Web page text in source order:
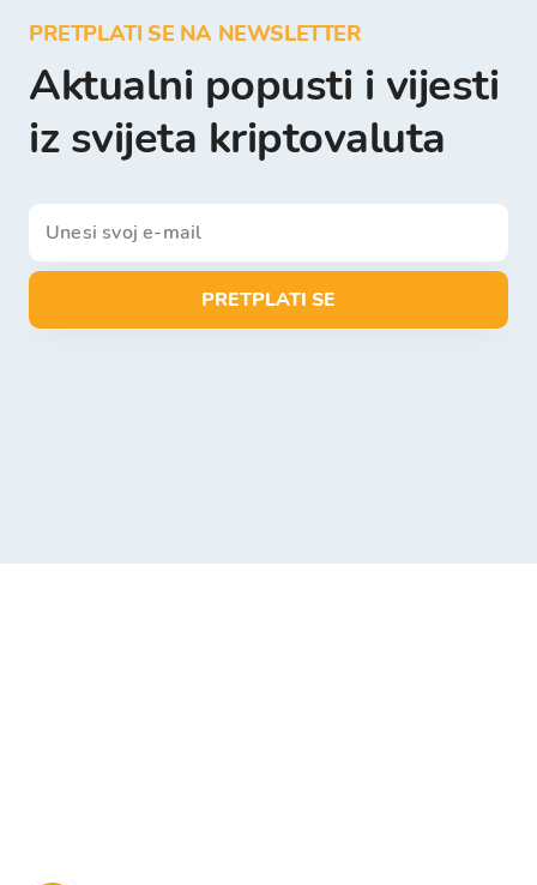
PRETPLATI SE NA NEWSLETTER
Aktualni popusti i vijesti
iz svijeta kriptovaluta
PRETPLATI SE